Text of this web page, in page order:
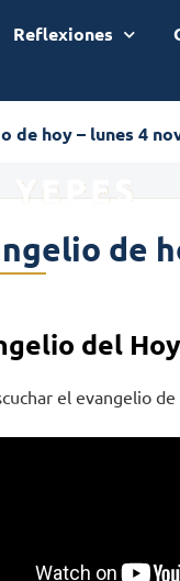
Reflexiones
de hoy – lunes 4
de
del
el evangelio